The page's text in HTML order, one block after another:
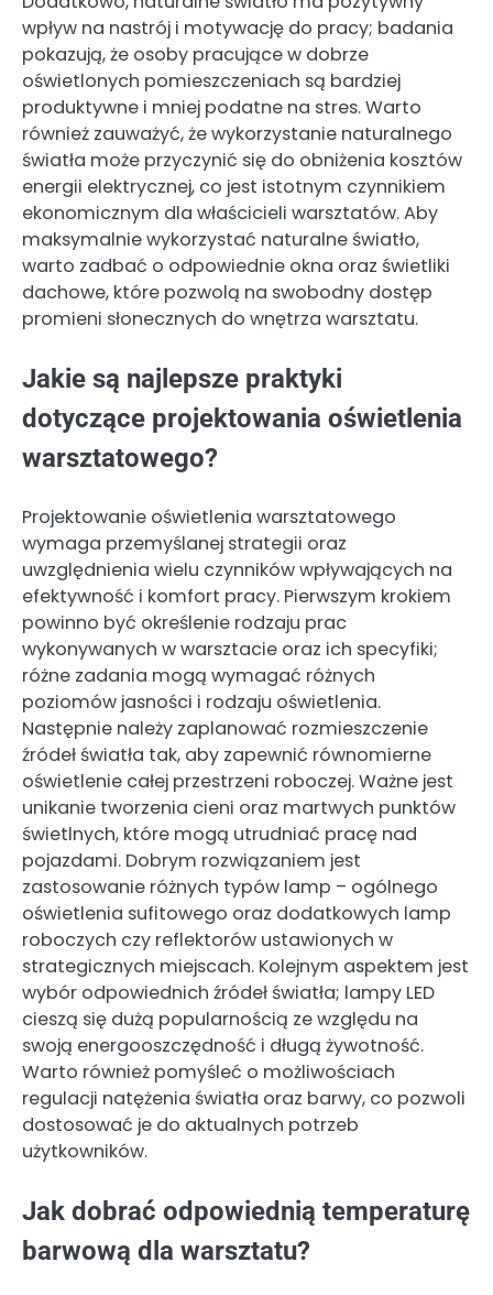
wpływ na nastrój i motywację do pracy; badania
pokazują, że osoby pracujące w dobrze
oświetlonych pomieszczeniach są bardziej
produktywne i mniej podatne na stres. Warto
również zauważyć, że wykorzystanie naturalnego
światła może przyczynić się do obniżenia kosztów
energii elektrycznej, co jest istotnym czynnikiem
ekonomicznym dla właścicieli warsztatów. Aby
maksymalnie wykorzystać naturalne światło,
warto zadbać o odpowiednie okna oraz świetliki
dachowe, które pozwolą na swobodny dostęp
promieni słonecznych do wnętrza warsztatu.
Jakie są najlepsze praktyki
dotyczące projektowania oświetlenia
warsztatowego?
Projektowanie oświetlenia warsztatowego
wymaga przemyślanej strategii oraz
uwzględnienia wielu czynników wpływających na
efektywność i komfort pracy. Pierwszym krokiem
powinno być określenie rodzaju prac
wykonywanych w warsztacie oraz ich specyfiki;
różne zadania mogą wymagać różnych
poziomów jasności i rodzaju oświetlenia.
Następnie należy zaplanować rozmieszczenie
źródeł światła tak, aby zapewnić równomierne
oświetlenie całej przestrzeni roboczej. Ważne jest
unikanie tworzenia cieni oraz martwych punktów
świetlnych, które mogą utrudniać pracę nad
pojazdami. Dobrym rozwiązaniem jest
zastosowanie różnych typów lamp – ogólnego
oświetlenia sufitowego oraz dodatkowych lamp
roboczych czy reflektorów ustawionych w
strategicznych miejscach. Kolejnym aspektem jest
wybór odpowiednich źródeł światła; lampy LED
cieszą się dużą popularnością ze względu na
swoją energooszczędność i długą żywotność.
Warto również pomyśleć o możliwościach
regulacji natężenia światła oraz barwy, co pozwoli
dostosować je do aktualnych potrzeb
użytkowników.
Jak dobrać odpowiednią temperaturę
barwową dla warsztatu?